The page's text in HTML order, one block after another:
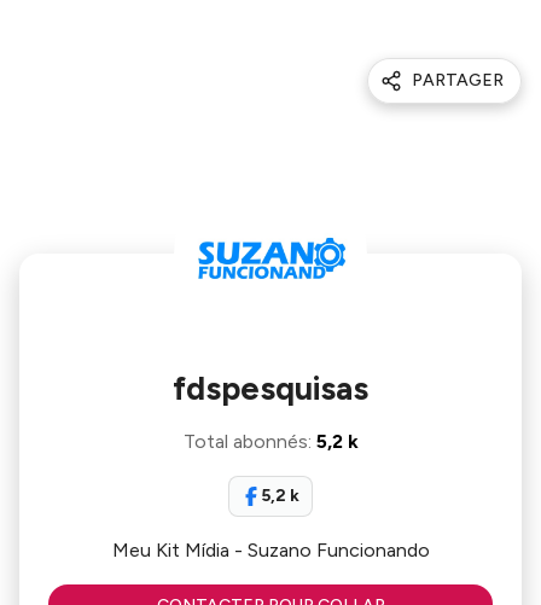
PARTAGER
fdspesquisas
Total abonnés: 5,2 k
5,2 k
Meu Kit Mídia - Suzano Funcionando